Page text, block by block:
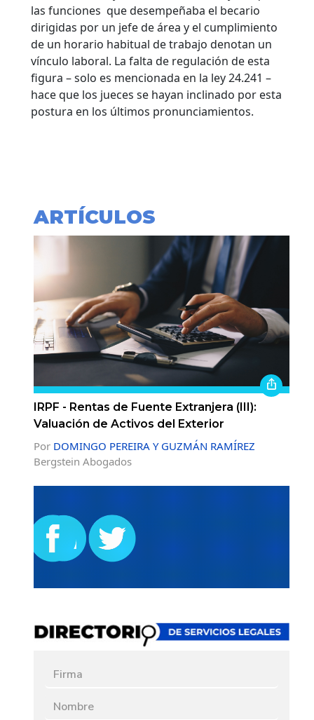
las funciones que desempeñaba el becario
dirigidas por un jefe de área y el cumplimiento
de un horario habitual de trabajo denotan un
vínculo laboral. La falta de regulación de esta
figura – solo es mencionada en la ley 24.241 –
hace que los jueces se hayan inclinado por esta
postura en los últimos pronunciamientos.
ARTÍCULOS
IRPF - Rentas de Fuente Extranjera (III):
Valuación de Activos del Exterior
Por DOMINGO PEREIRA Y GUZMÁN RAMÍREZ
Bergstein Abogados